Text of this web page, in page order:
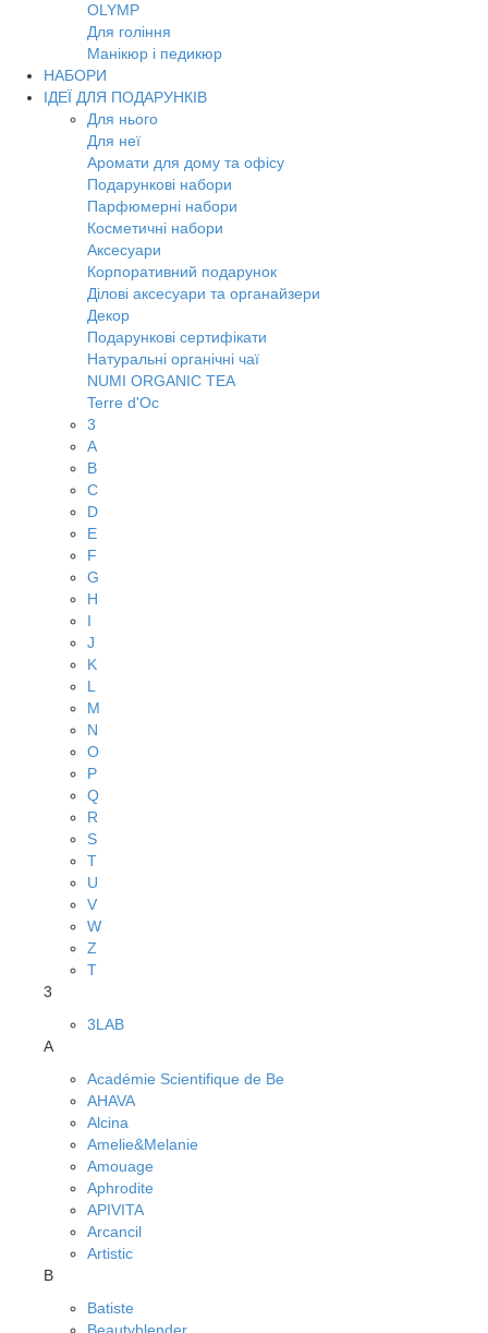
OLYMP
Для гоління
Манікюр і педикюр
НАБОРИ
ІДЕЇ ДЛЯ ПОДАРУНКІВ
Для нього
Для неї
Аромати для дому та офісу
Подарункові набори
Парфюмерні набори
Косметичні набори
Аксесуари
Корпоративний подарунок
Ділові аксесуари та органайзери
Декор
Подарункові сертифікати
Натуральні органічні чаї
NUMI ORGANIC TEA
Terre d'Oc
3
A
B
C
D
E
F
G
H
I
J
K
L
M
N
O
P
Q
R
S
T
U
V
W
Z
Т
3
3LAB
A
Académie Scientifique de Be
AHAVA
Alcina
Amelie&Melanie
Amouage
Aphrodite
APIVITA
Arcancil
Artistic
B
Batiste